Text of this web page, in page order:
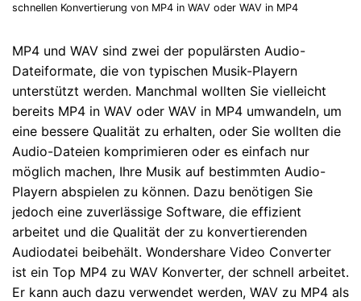
schnellen Konvertierung von MP4 in WAV oder WAV in MP4
MP4 und WAV sind zwei der populärsten Audio-
Dateiformate, die von typischen Musik-Playern
unterstützt werden. Manchmal wollten Sie vielleicht
bereits MP4 in WAV oder WAV in MP4 umwandeln, um
eine bessere Qualität zu erhalten, oder Sie wollten die
Audio-Dateien komprimieren oder es einfach nur
möglich machen, Ihre Musik auf bestimmten Audio-
Playern abspielen zu können. Dazu benötigen Sie
jedoch eine zuverlässige Software, die effizient
arbeitet und die Qualität der zu konvertierenden
Audiodatei beibehält. Wondershare Video Converter
ist ein Top MP4 zu WAV Konverter, der schnell arbeitet.
Er kann auch dazu verwendet werden, WAV zu MP4 als